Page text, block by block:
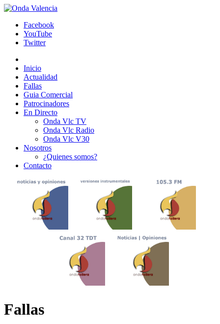
Facebook
YouTube
Twitter
Inicio
Actualidad
Fallas
Guia Comercial
Patrocinadores
En Directo
Onda Vlc TV
Onda Vlc Radio
Onda Vlc V30
Nosotros
¿Quienes somos?
Contacto
Fallas